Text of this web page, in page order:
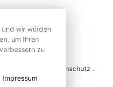
Datenschutz .
wir würden
um Ihren
zu
Impressum